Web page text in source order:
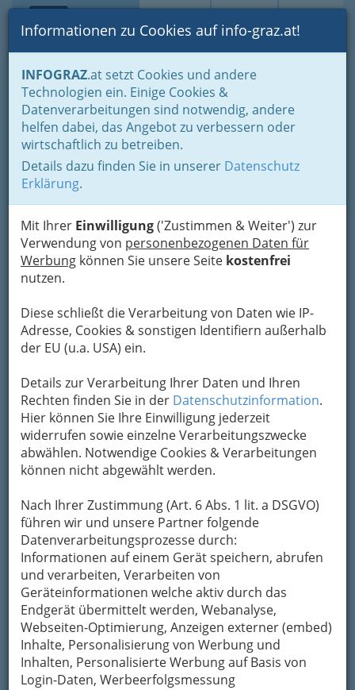
Suche Login Toggle
Informationen zu Cookies auf info-graz.at!
INFOGRAZ.at setzt Cookies und andere
Technologien ein. Einige Cookies &
Datenverarbeitungen sind notwendig, andere
helfen dabei, das Angebot zu verbessern oder
wirtschaftlich zu betreiben.
Details dazu finden Sie in unserer Datenschutz
Erklärung.
Mit Ihrer Einwilligung('Zustimmen & Weiter') zur
Verwendung von personenbezogenen Daten für
Werbung können Sie unsere Seite kostenfrei
nutzen.
Diese schließt die Verarbeitung von Daten wie IP-
Adresse, Cookies & sonstigen Identifiern außerhalb
der EU (u.a. USA) ein.
Details zur Verarbeitung Ihrer Daten und Ihren
Rechten finden Sie in der Datenschutzinformation.
Hier können Sie Ihre Einwilligung jederzeit
widerrufen sowie einzelne Verarbeitungszwecke
abwählen. Notwendige Cookies & Verarbeitungen
können nicht abgewählt werden.
Nach Ihrer Zustimmung (Art. 6 Abs. 1 lit. a DSGVO)
führen wir und unsere Partner folgende
Datenverarbeitungsprozesse durch:
Informationen auf einem Gerät speichern, abrufen
und verarbeiten, Verarbeiten von
Geräteinformationen welche aktiv durch das
Endgerät übermittelt werden, Webanalyse,
Webseiten-Optimierung, Anzeigen externer (embed)
Inhalte, Personalisierung von Werbung und
Inhalten, Personalisierte Werbung auf Basis von
Login-Daten, Werbeerfolgsmessung
Home Branchen
Tourismus & Freizeitwirtschaft
Gastronomie
Kaffeehaus - Cafe - Cafés in Graz und Umgebung
Mehlschwalbe Frühstück &
Süsses
Kapaunplatz 3, 8010 Graz
+43 316 839 939
Karte
Kontaktaufnahme
bewahren , verwenden wir an dieser Stelle zur
Übermittlung Ihrer Nachricht ein sicheres
Formular. Ihre Nachricht wird nach dem
Absenden umgehend per Mail an das
Unternehmen Mehlschwalbe Frühstück &
Süsses weitergeleitet.
Mein Name
Meine Email Adresse
Mein Betreff
Meine Nachricht